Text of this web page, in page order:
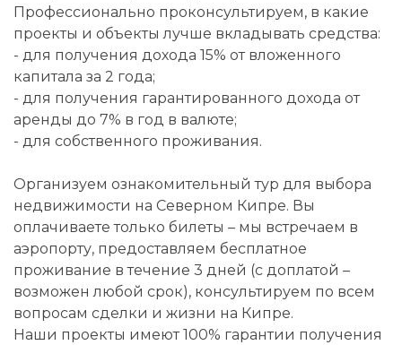
Профессионально проконсультируем, в какие
проекты и объекты лучше вкладывать средства:
- для получения дохода 15% от вложенного
капитала за 2 года;
- для получения гарантированного дохода от
аренды до 7% в год в валюте;
- для собственного проживания.
Организуем ознакомительный тур для выбора
недвижимости на Северном Кипре. Вы
оплачиваете только билеты – мы встречаем в
аэропорту, предоставляем бесплатное
проживание в течение 3 дней (с доплатой –
возможен любой срок), консультируем по всем
вопросам сделки и жизни на Кипре.
Наши проекты имеют 100% гарантии получения